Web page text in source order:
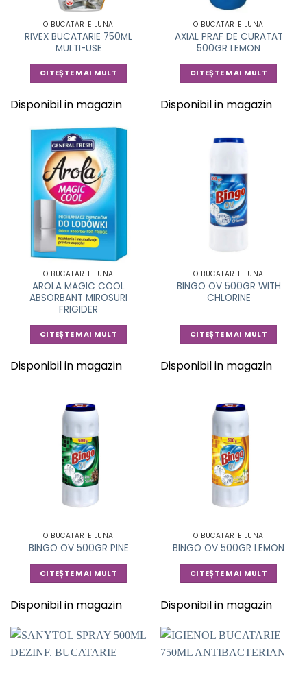
O BUCATARIE LUNA
RIVEX BUCATARIE 750ML
MULTI-USE
CITEȘTE MAI MULT
Disponibil in magazin
O BUCATARIE LUNA
AXIAL PRAF DE CURATAT
500GR LEMON
CITEȘTE MAI MULT
Disponibil in magazin
O BUCATARIE LUNA
AROLA MAGIC COOL
ABSORBANT MIROSURI
FRIGIDER
CITEȘTE MAI MULT
Disponibil in magazin
O BUCATARIE LUNA
BINGO OV 500GR WITH
CHLORINE
CITEȘTE MAI MULT
Disponibil in magazin
O BUCATARIE LUNA
BINGO OV 500GR PINE
CITEȘTE MAI MULT
Disponibil in magazin
O BUCATARIE LUNA
BINGO OV 500GR LEMON
CITEȘTE MAI MULT
Disponibil in magazin